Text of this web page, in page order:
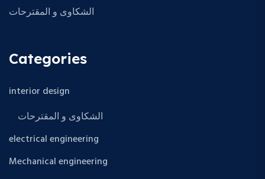
الشكاوى و المقترحات
Categories
interior design
الشكاوى و المقترحات
electrical engineering
Mechanical engineering